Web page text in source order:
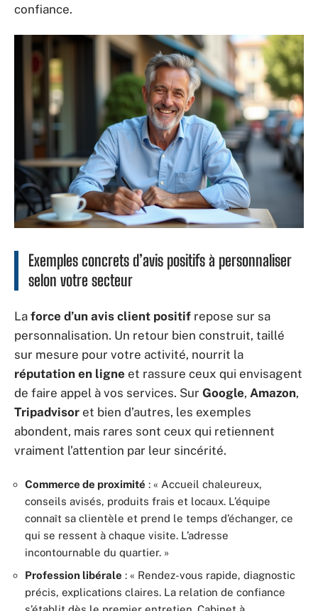
confiance.
Exemples concrets d’avis positifs à personnaliser
selon votre secteur
La force d’un avis client positif repose sur sa
personnalisation. Un retour bien construit, taillé
sur mesure pour votre activité, nourrit la
réputation en ligne et rassure ceux qui envisagent
de faire appel à vos services. Sur Google, Amazon,
Tripadvisor et bien d’autres, les exemples
abondent, mais rares sont ceux qui retiennent
vraiment l’attention par leur sincérité.
Commerce de proximité : « Accueil chaleureux,
conseils avisés, produits frais et locaux. L’équipe
connaît sa clientèle et prend le temps d’échanger, ce
qui se ressent à chaque visite. L’adresse
incontournable du quartier. »
Profession libérale : « Rendez-vous rapide, diagnostic
précis, explications claires. La relation de confiance